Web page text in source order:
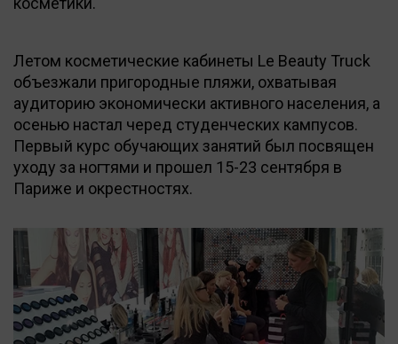
Летом косметические кабинеты Le Beauty Truck
объезжали пригородные пляжи, охватывая
аудиторию экономически активного населения, а
осенью настал черед студенческих кампусов.
Первый курс обучающих занятий был посвящен
уходу за ногтями и прошел 15-23 сентября в
Париже и окрестностях.